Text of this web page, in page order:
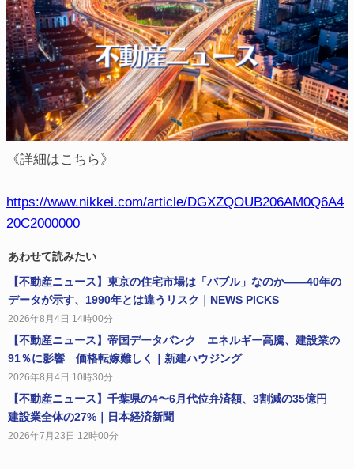
《詳細はこちら》
https://www.nikkei.com/article/DGXZQOUB206AM0Q6A4
20C2000000
あわせて読みたい
【不動産ニュース】東京の住宅市場は「バブル」なのか——40年の
データが示す、1990年とは違うリスク｜NEWS PICKS
2026年8月4日 14時00分
【不動産ニュース】帝国データバンク エネルギー高騰、建設業の
91％に影響 価格転嫁難しく｜新建ハウジング
2026年8月4日 10時30分
【不動産ニュース】千葉県の4〜6月代位弁済額、3割減の35億円
建設業全体の27%｜日本経済新聞
2026年7月23日 12時00分